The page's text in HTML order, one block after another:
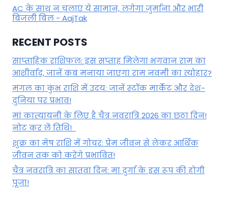
AC के साथ न चलाएं ये सामान, लगेगा जुर्माना और भारी
बिजली बिल - AajTak
RECENT POSTS
साप्ताहिक राशिफल: इस सप्ताह मिलेगा भगवान राम का
आशीर्वाद, जानें कब मनाया जाएगा राम नवमी का त्योहार?
मंगल का कुंभ राशि में उदय: जानें स्‍टॉक मार्केट और देश-
दुनिया पर प्रभाव!
मां कात्‍यायनी के लिए है चैत्र नवरात्रि 2026 का छठा दिन!
नोट कर लें तिथि!
शुक्र का मेष राशि में गोचर: प्रेम जीवन से लेकर आर्थिक
जीवन तक को करेंगे प्रभावित!
चैत्र नवरात्रि का सातवां दिन: मां दुर्गा के इस रूप की होगी
पूजा!